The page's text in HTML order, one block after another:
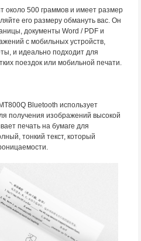
около 500 граммов и имеет размер
его размеру обмануть вас. Он
документы Word / PDF и
с мобильных устройств,
и идеально подходит для
поездок или мобильной печати.
Bluetooth использует
получения изображений высокой
печать на бумаге для
тонкий текст, который